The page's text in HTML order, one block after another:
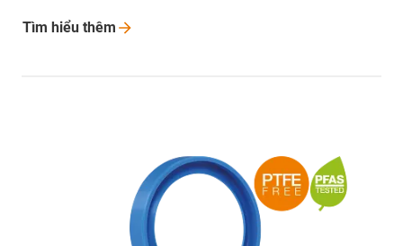
Tìm hiểu thêm